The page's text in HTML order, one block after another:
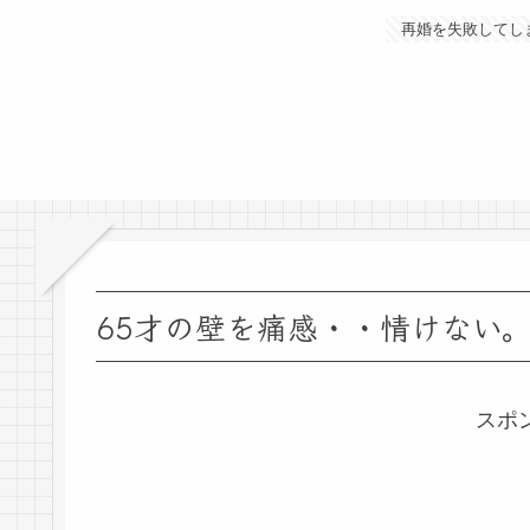
再婚を失敗してし
65才の壁を痛感・・情けない
スポ